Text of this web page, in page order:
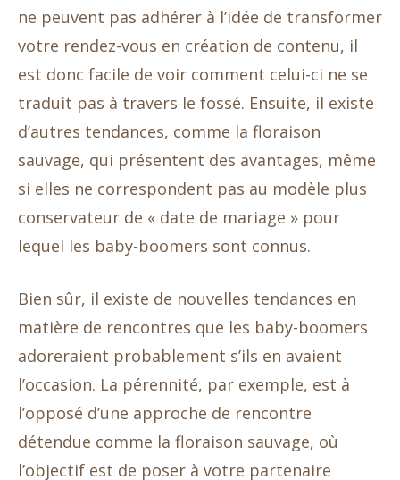
ne peuvent pas adhérer à l’idée de transformer
votre rendez-vous en création de contenu, il
est donc facile de voir comment celui-ci ne se
traduit pas à travers le fossé. Ensuite, il existe
d’autres tendances, comme la floraison
sauvage, qui présentent des avantages, même
si elles ne correspondent pas au modèle plus
conservateur de « date de mariage » pour
lequel les baby-boomers sont connus.
Bien sûr, il existe de nouvelles tendances en
matière de rencontres que les baby-boomers
adoreraient probablement s’ils en avaient
l’occasion. La pérennité, par exemple, est à
l’opposé d’une approche de rencontre
détendue comme la floraison sauvage, où
l’objectif est de poser à votre partenaire